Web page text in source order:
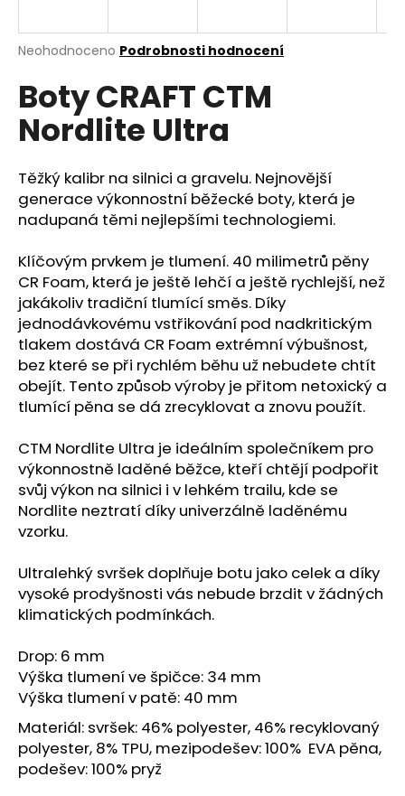
Průměrné
produktu
je
0,0
hvězdiček.
Neohodnoceno Podrobnosti hodnocení
Boty CRAFT CTM
Nordlite Ultra
Těžký kalibr na silnici a gravelu. Nejnovější
generace výkonnostní běžecké boty, která je
nadupaná těmi nejlepšími technologiemi.
Klíčovým prvkem je tlumení. 40 milimetrů pěny
CR Foam, která je ještě lehčí a ještě rychlejší, než
jakákoliv tradiční tlumící směs. Díky
jednodávkovému vstřikování pod nadkritickým
tlakem dostává CR Foam extrémní výbušnost,
bez které se při rychlém běhu už nebudete chtít
obejít. Tento způsob výroby je přitom netoxický a
tlumící pěna se dá zrecyklovat a znovu použít.
CTM Nordlite Ultra je ideálním společníkem pro
výkonnostně laděné běžce, kteří chtějí podpořit
svůj výkon na silnici i v lehkém trailu, kde se
Nordlite neztratí díky univerzálně laděnému
vzorku.
Ultralehký svršek doplňuje botu jako celek a díky
vysoké prodyšnosti vás nebude brzdit v žádných
klimatických podmínkách.
Drop: 6 mm
Výška tlumení ve špičce: 34 mm
Výška tlumení v patě: 40 mm
Materiál: svršek: 46% polyester, 46% recyklovaný
polyester, 8% TPU, mezipodešev: 100% EVA pěna,
podešev: 100% pryž
j
t
?
HLEDAT
D
o
p
o
r
u
č
j
e
m
e
CRAFT
PURE
TRAIL
PRO
ČERVENÁ
3
290
Kč